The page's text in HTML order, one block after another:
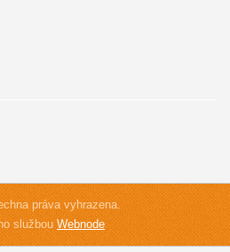
práva vyhrazena.
službouWebnode